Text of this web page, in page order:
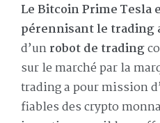
Le Bitcoin Prime Tesla
pérennisant le trading
d’unrobot de trading
sur le marché par la
trading a pour mission
fiables des crypto